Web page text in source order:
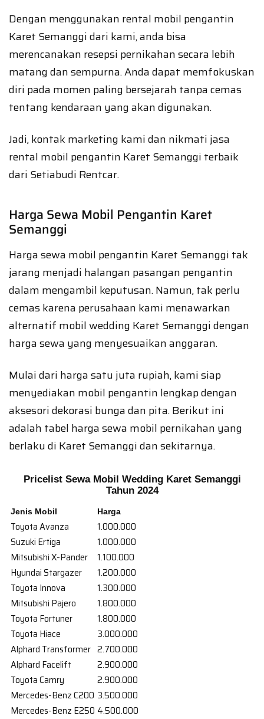
Dengan menggunakan rental mobil pengantin
Karet Semanggi dari kami, anda bisa
merencanakan resepsi pernikahan secara lebih
matang dan sempurna. Anda dapat memfokuskan
diri pada momen paling bersejarah tanpa cemas
tentang kendaraan yang akan digunakan.
Jadi, kontak marketing kami dan nikmati jasa
rental mobil pengantin Karet Semanggi terbaik
dari Setiabudi Rentcar.
Harga Sewa Mobil Pengantin Karet
Semanggi
Harga sewa mobil pengantin Karet Semanggi tak
jarang menjadi halangan pasangan pengantin
dalam mengambil keputusan. Namun, tak perlu
cemas karena perusahaan kami menawarkan
alternatif mobil wedding Karet Semanggi dengan
harga sewa yang menyesuaikan anggaran.
Mulai dari harga satu juta rupiah, kami siap
menyediakan mobil pengantin lengkap dengan
aksesori dekorasi bunga dan pita. Berikut ini
adalah tabel harga sewa mobil pernikahan yang
berlaku di Karet Semanggi dan sekitarnya.
Pricelist Sewa Mobil Wedding Karet Semanggi
Tahun 2024
Jenis Mobil Harga
Toyota Avanza
1.000.000
Suzuki Ertiga
1.000.000
Mitsubishi X-Pander
1.100.000
Hyundai Stargazer
1.200.000
Toyota Innova
1.300.000
Mitsubishi Pajero
1.800.000
Toyota Fortuner
1.800.000
Toyota Hiace
3.000.000
Alphard Transformer 2.700.000
Alphard Facelift
2.900.000
Toyota Camry
2.900.000
Mercedes-Benz C200 3.500.000
Mercedes-Benz E250 4.500.000